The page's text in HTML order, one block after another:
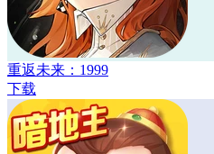
重返未来：1999
下载